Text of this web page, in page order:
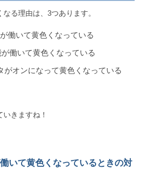
のケーブルを無償交換する方法（保証期間外
】Twitterアプリの通知音を消す方法
メールが届かなくなった時の5つの対処法
る理由は、3つあります。
働いて黄色くなっている
働いて黄色くなっている
がオンになって黄色くなっている
きますね！
いて黄色くなっているときの対